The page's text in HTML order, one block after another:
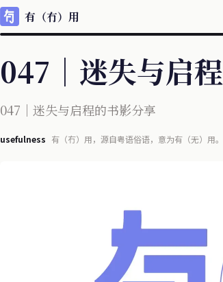
有（冇）用
047｜迷失与启
047｜迷失与启程的书影分享
usefulness 有（冇）用，源自粤语俗语，意为有（无）用